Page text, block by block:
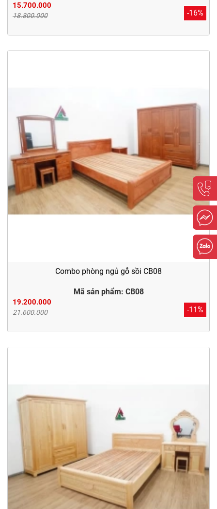
15.700.000
18.800.000 -16%
Combo phòng ngủ gỗ sồi CB08
Mã sản phẩm: CB08
19.200.000
21.600.000 -11%